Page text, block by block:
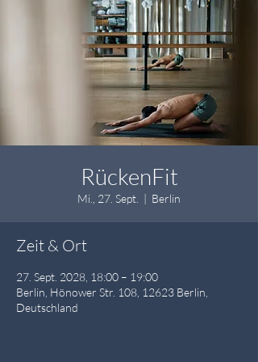
RückenFit
Mi., 27. Sept.
  |
Berlin
Zeit & Ort
27. Sept. 2028, 18:00 – 19:00
Berlin, Hönower Str. 108, 12623 Berlin,
Deutschland